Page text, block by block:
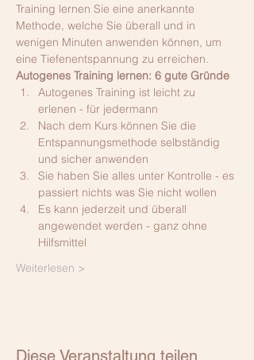
Training lernen Sie eine anerkannte
Methode, welche Sie überall und in
wenigen Minuten anwenden können, um
eine Tiefenentspannung zu erreichen.
Autogenes Training lernen: 6 gute Gründe
​Autogenes Training ist leicht zu
erlenen - für jedermann
Nach dem Kurs können Sie die
Entspannungsmethode selbständig
und sicher anwenden
Sie haben Sie alles unter Kontrolle - es
passiert nichts was Sie nicht wollen
Es kann jederzeit und überall
angewendet werden - ganz ohne
Hilfsmittel
Weiterlesen >
Diese Veranstaltung teilen